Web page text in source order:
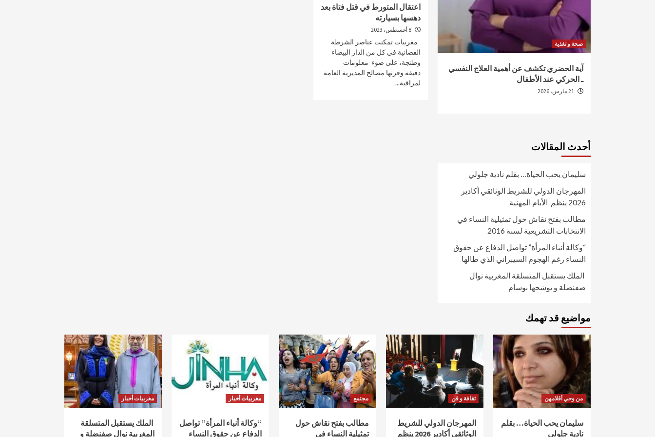
اعتقال المتورط في قتل فتاة بعد
دهسها بسيارته
مغربيات تمكنت عناصر الشرطة
القضائية في كل من الدار البيضاء
وطنجة، على ضوء معلومات
دقيقة وفرتها مصالح المديرية العامة
لمراقبة...
صحة و تغذية
آية الحضري تكشف عن أهمية العلاج النفسي
ـ الحركي عند الأطفال
صحة و تغذية
خلال ندوة علمية…الإعلان عن انطلاق علاج
سرطان البروستات في المغرب بتقنية
“الهايفو”
أحدث المقالات
سليمان يحب الحياة… بقلم نادية جلولي
المهرجان الدولي للشريط الوثائقي أكادير
2026 ينظم الأيام المهنية
مطالب بفتح نقاش حول تمثيلية النساء في
الانتخابات التشريعية لسنة 2016
“وكالة أنباء المرأة” تواصل الدفاع عن حقوق
النساء رغم الهجوم السيبراني الذي طالها
الملك يستقبل المتسلقة المغربية نوال
صفنضلة و يوشحها بوسام
مواضيع قد تهمك
من وحي أقلامهن
سليمان يحب الحياة… بقلم
نادية جلولي
ثقافة و فن
المهرجان الدولي للشريط
الوثائقي أكادير 2026 ينظم
مجتمع
مطالب بفتح نقاش حول
تمثيلية النساء في
مغربيات أخبار
“وكالة أنباء المرأة” تواصل
الدفاع عن حقوق النساء
مغربيات أخبار
الملك يستقبل المتسلقة
المغربية نوال صفنضلة و